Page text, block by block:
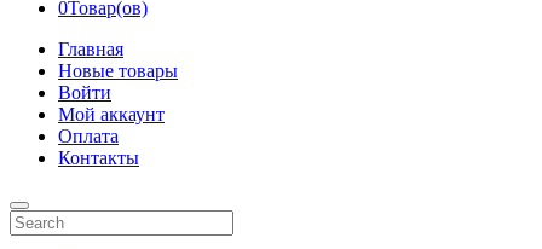
0Товар(ов)
Главная
Новые товары
Войти
Мой аккаунт
Оплата
Контакты